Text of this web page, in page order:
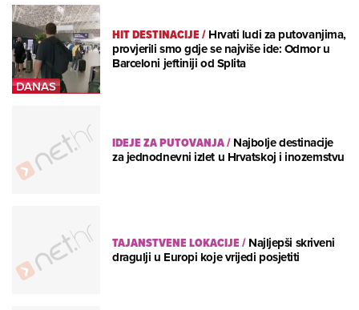
HIT DESTINACIJE/Hrvati ludi za putovanjima,
provjerili smo gdje se najviše ide: Odmor u
Barceloni jeftiniji od Splita
IDEJE ZA PUTOVANJA/Najbolje destinacije
za jednodnevni izlet u Hrvatskoj i inozemstvu
TAJANSTVENE LOKACIJE/Najljepši skriveni
dragulji u Europi koje vrijedi posjetiti